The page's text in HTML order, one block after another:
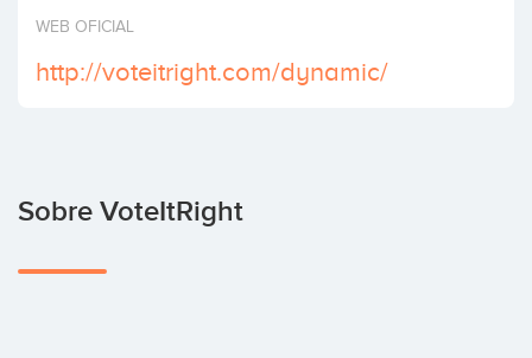
Invertir
WEB OFICIAL
http://voteitright.com/dynamic/
Sobre VoteItRight